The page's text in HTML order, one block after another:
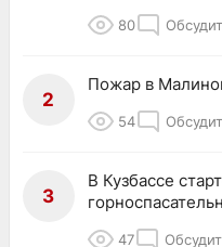
80
2
Пожар в
54
3
В Кузбассе
47